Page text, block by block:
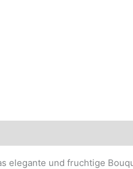
elegante und fruchtige